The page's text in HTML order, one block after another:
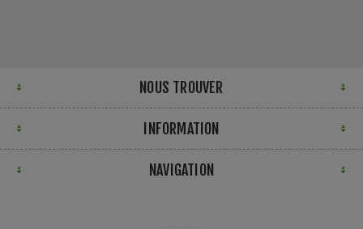
NOUS TROUVER
INFORMATION
NAVIGATION